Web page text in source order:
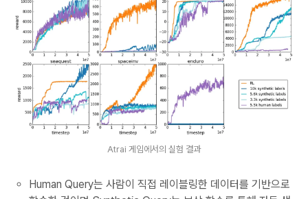
Atrai 게임에서의 실험 결과
Human Query는 사람이 직접 레이블링한 데이터를 기반으로